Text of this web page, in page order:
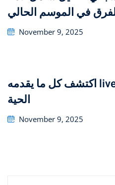
في الموسم الحالي
Posted
November 9, 2025
اكتشف كل ما يقدمه live plus لمتابعة الأحداث
الحية
Posted
November 9, 2025